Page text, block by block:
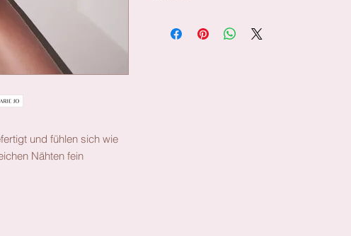
und fühlen sich wie
Nähten fein
Polyamid:71%, Elasthan:21%, Baumwolle:8%